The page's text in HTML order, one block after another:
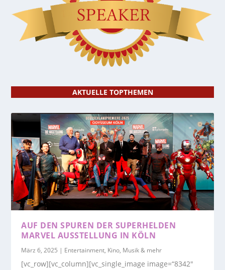
AKTUELLE TOPTHEMEN
AUF DEN SPUREN DER SUPERHELDEN
MARVEL AUSSTELLUNG IN KÖLN
März 6, 2025 | Entertainment, Kino, Musik & mehr
[vc_row][vc_column][vc_single_image image=“8342″